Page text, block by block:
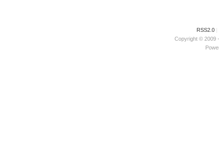
RSS2.0 |
Copyright © 2009